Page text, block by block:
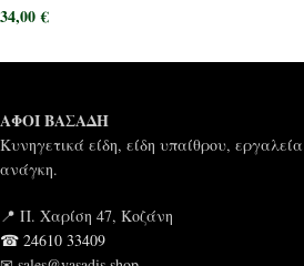
34,00€
ΑΦΟΙ ΒΑΣΑΔΗ
Κυνηγετικά είδη, είδη υπαίθρου,
ανάγκη.
📍 Π. Χαρίση 47, Κοζάνη
☎ 24610 33409